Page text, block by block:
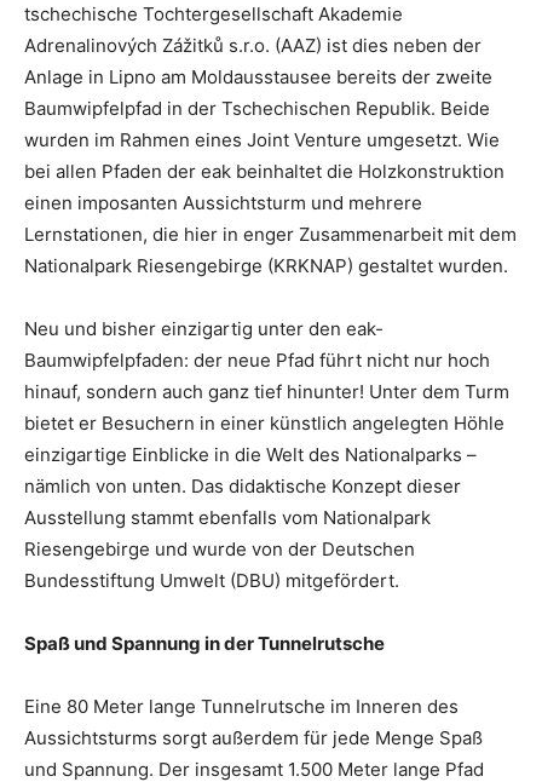
tschechische Tochtergesellschaft Akademie
Adrenalinových Zážitků s.r.o. (AAZ) ist dies neben der
Anlage in Lipno am Moldausstausee bereits der zweite
Baumwipfelpfad in der Tschechischen Republik. Beide
wurden im Rahmen eines Joint Venture umgesetzt. Wie
bei allen Pfaden der eak beinhaltet die Holzkonstruktion
einen imposanten Aussichtsturm und mehrere
Lernstationen, die hier in enger Zusammenarbeit mit dem
Nationalpark Riesengebirge (KRKNAP) gestaltet wurden.
Neu und bisher einzigartig unter den eak-
Baumwipfelpfaden: der neue Pfad führt nicht nur hoch
hinauf, sondern auch ganz tief hinunter! Unter dem Turm
bietet er Besuchern in einer künstlich angelegten Höhle
einzigartige Einblicke in die Welt des Nationalparks –
nämlich von unten. Das didaktische Konzept dieser
Ausstellung stammt ebenfalls vom Nationalpark
Riesengebirge und wurde von der Deutschen
Bundesstiftung Umwelt (DBU) mitgefördert.
Spaß und Spannung in der Tunnelrutsche
Eine 80 Meter lange Tunnelrutsche im Inneren des
Aussichtsturms sorgt außerdem für jede Menge Spaß
und Spannung. Der insgesamt 1.500 Meter lange Pfad